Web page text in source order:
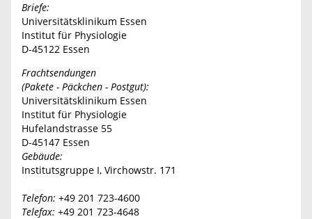
Briefe:
Universitätsklinikum Essen
Institut für Physiologie
D-45122 Essen
Frachtsendungen
(Pakete - Päckchen - Postgut):
Universitätsklinikum Essen
Institut für Physiologie
Hufelandstrasse 55
D-45147 Essen
Gebäude:
Institutsgruppe I, Virchowstr. 171
Telefon: +49 201 723-4600
Telefax: +49 201 723-4648